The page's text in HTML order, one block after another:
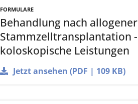
FORMULARE
Behandlung nach allogener
Stammzelltransplantation -
koloskopische Leistungen
Jetzt ansehen (PDF | 109 KB)